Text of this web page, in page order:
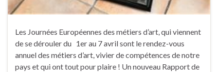
Les Journées Européennes des métiers d’art, qui viennent
de se dérouler du 1er au 7 avril sont le rendez-vous
annuel des métiers d’art, vivier de compétences de notre
pays et qui ont tout pour plaire ! Un nouveau Rapport de